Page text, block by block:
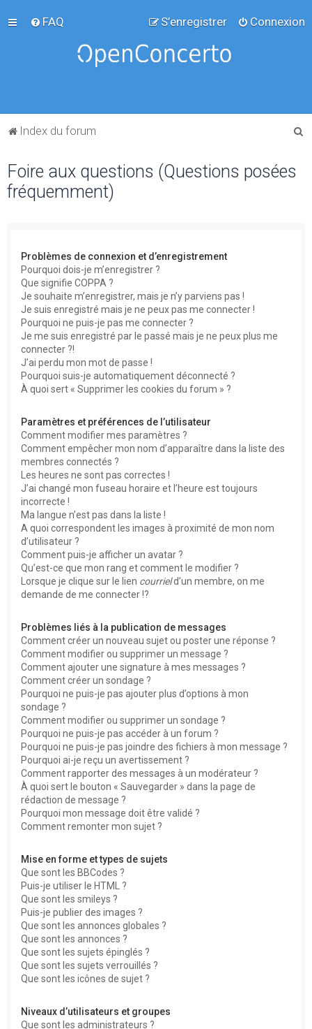
FAQ Connexion
S’enregistrer
Index du forum
Foire aux questions (Questions posées
fréquemment)
Problèmes de connexion et d’enregistrement
Pourquoi dois-je m’enregistrer ?
Que signifie COPPA ?
Je souhaite m’enregistrer, mais je n’y parviens pas !
Je suis enregistré mais je ne peux pas me connecter !
Pourquoi ne puis-je pas me connecter ?
Je me suis enregistré par le passé mais je ne peux plus me
connecter ?!
J’ai perdu mon mot de passe !
Pourquoi suis-je automatiquement déconnecté ?
À quoi sert « Supprimer les cookies du forum » ?
Paramètres et préférences de l’utilisateur
Comment modifier mes paramètres ?
Comment empêcher mon nom d’apparaître dans la liste des
membres connectés ?
Les heures ne sont pas correctes !
J’ai changé mon fuseau horaire et l’heure est toujours
incorrecte !
Ma langue n’est pas dans la liste !
A quoi correspondent les images à proximité de mon nom
d’utilisateur ?
Comment puis-je afficher un avatar ?
Qu’est-ce que mon rang et comment le modifier ?
Lorsque je clique sur le lien courrield’un membre, on me
demande de me connecter !?
Problèmes liés à la publication de messages
Comment créer un nouveau sujet ou poster une réponse ?
Comment modifier ou supprimer un message ?
Comment ajouter une signature à mes messages ?
Comment créer un sondage ?
Pourquoi ne puis-je pas ajouter plus d’options à mon
sondage ?
Comment modifier ou supprimer un sondage ?
Pourquoi ne puis-je pas accéder à un forum ?
Pourquoi ne puis-je pas joindre des fichiers à mon message ?
Pourquoi ai-je reçu un avertissement ?
Comment rapporter des messages à un modérateur ?
À quoi sert le bouton « Sauvegarder » dans la page de
rédaction de message ?
Pourquoi mon message doit être validé ?
Comment remonter mon sujet ?
Mise en forme et types de sujets
Que sont les BBCodes ?
Puis-je utiliser le HTML ?
Que sont les smileys ?
Puis-je publier des images ?
Que sont les annonces globales ?
Que sont les annonces ?
Que sont les sujets épinglés ?
Que sont les sujets verrouillés ?
Que sont les icônes de sujet ?
Niveaux d’utilisateurs et groupes
Que sont les administrateurs ?